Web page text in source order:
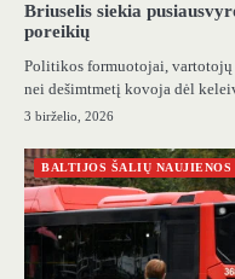
Briuselis siekia
poreikių
Politikos formuotojai,
nei dešimtmetį kovoja dėl
3 birželio, 2026
BALTIJOS ŠALIŲ NAUJIENOS